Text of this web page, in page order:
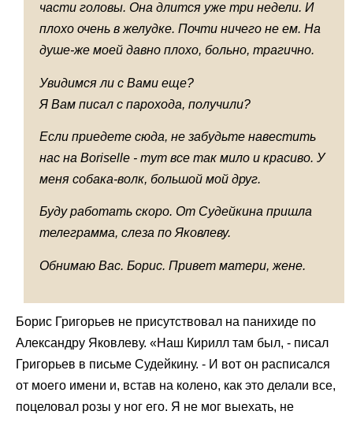
части головы. Она длится уже три недели. И
плохо очень в желудке. Почти ничего не ем. На
душе-же моей давно плохо, больно, трагично.
Увидимся ли с Вами еще?
Я Вам писал с парохода, получили?
Если приедете сюда, не забудьте навестить
нас на Borisellе - тут все так мило и красиво. У
меня собака-волк, большой мой друг.
Буду работать скоро. От Судейкина пришла
телеграмма, слеза по Яковлеву.
Обнимаю Вас. Борис. Привет матери, жене.
Борис Григорьев не присутствовал на панихиде по
Александру Яковлеву. «Наш Кирилл там был, - писал
Григорьев в письме Судейкину. - И вот он расписался
от моего имени и, встав на колено, как это делали все,
поцеловал розы у ног его. Я не мог выехать, не